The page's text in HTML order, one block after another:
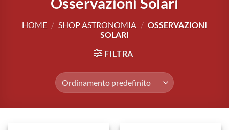
HOME / SHOP ASTRONOMIA / OSSERVAZIONI
SOLARI
FILTRA